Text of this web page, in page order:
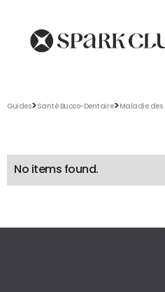
Guides>Santé Bucco-Dentaire>Maladie des
No items found.